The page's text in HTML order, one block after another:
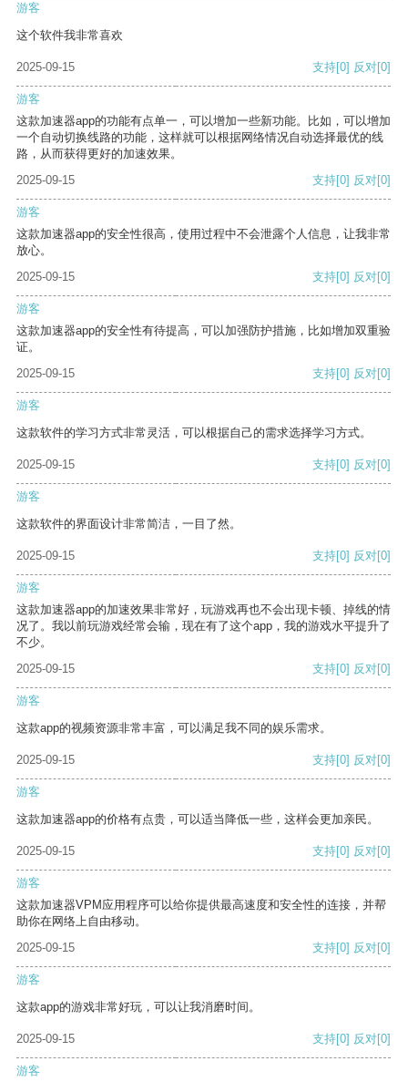
游客
这个软件我非常喜欢
2025-09-15 支持[0] 反对[0]
游客
这款加速器app的功能有点单一，可以增加一些新功能。比如，可以增加
一个自动切换线路的功能，这样就可以根据网络情况自动选择最优的线
路，从而获得更好的加速效果。
2025-09-15
支持[0] 反对[0]
游客
这款加速器app的安全性很高，使用过程中不会泄露个人信息，让我非常
放心。
2025-09-15
支持[0] 反对[0]
游客
这款加速器app的安全性有待提高，可以加强防护措施，比如增加双重验
证。
2025-09-15
支持[0] 反对[0]
游客
这款软件的学习方式非常灵活，可以根据自己的需求选择学习方式。
2025-09-15 支持[0] 反对[0]
游客
这款软件的界面设计非常简洁，一目了然。
2025-09-15 支持[0] 反对[0]
游客
这款加速器app的加速效果非常好，玩游戏再也不会出现卡顿、掉线的情
况了。我以前玩游戏经常会输，现在有了这个app，我的游戏水平提升了
不少。
2025-09-15
支持[0] 反对[0]
游客
这款app的视频资源非常丰富，可以满足我不同的娱乐需求。
2025-09-15 支持[0] 反对[0]
游客
这款加速器app的价格有点贵，可以适当降低一些，这样会更加亲民。
2025-09-15 支持[0] 反对[0]
游客
这款加速器VPM应用程序可以给你提供最高速度和安全性的连接，并帮
助你在网络上自由移动。
2025-09-15
支持[0] 反对[0]
游客
这款app的游戏非常好玩，可以让我消磨时间。
2025-09-15 支持[0] 反对[0]
游客